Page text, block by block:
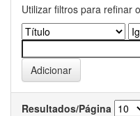
Utilizar filtros para refinar
Resultados/Página